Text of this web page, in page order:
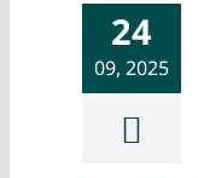
24
09, 2025